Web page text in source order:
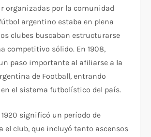
organizadas por la comunidad
argentino estaba en plena
clubes buscaban estructurarse
competitivo sólido. En 1908,
paso importante al afiliarse a la
de Football, entrando
el sistema futbolístico del país.
1920 significó un período de
el club, que incluyó tanto ascensos